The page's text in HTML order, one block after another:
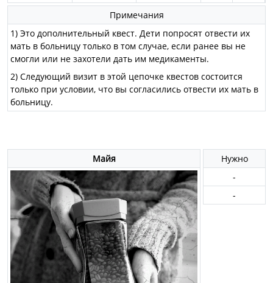
Примечания
1) Это дополнительный квест. Дети попросят отвести их
мать в больницу только в том случае, если ранее вы не
смогли или не захотели дать им медикаменты.
2) Следующий визит в этой цепочке квестов состоится
только при условии, что вы согласились отвести их мать в
больницу.
Майя
Нужно
-
-